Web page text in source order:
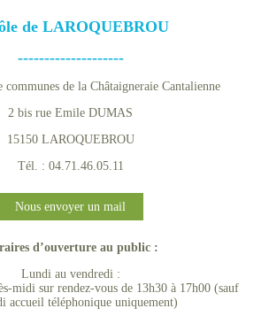
de LAROQUEBROU
--------------------
communes de la Châtaigneraie Cantalienne
2 bis rue Emile DUMAS
15150 LAROQUEBROU
Tél. : 04.71.46.05.11
Nous envoyer un mail
d’ouverture au public :
Lundi au vendredi :
midi sur rendez-vous de 13h30 à 17h00 (sauf
accueil téléphonique uniquement)